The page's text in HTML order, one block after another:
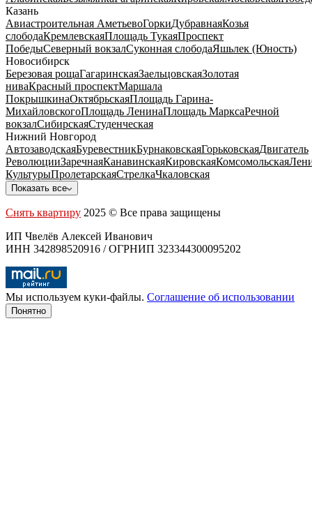
Казань
Авиастроительная АметьевоГоркиДубравнаяКозья
слободаКремлевскаяПлощадь ТукаяПроспект
ПобедыСеверный вокзалСуконная слободаЯшьлек (Юность)
Новосибирск
Березовая рощаГагаринскаяЗаельцовскаяЗолотая
ниваКрасный проспектМаршала
ПокрышкинаОктябрьскаяПлощадь Гарина-
МихайловскогоПлощадь ЛенинаПлощадь МарксаРечной
вокзалСибирскаяСтуденческая
Нижний Новгород
АвтозаводскаяБуревестникБурнаковскаяГорьковскаяДвигатель
РеволюцииЗаречнаяКанавинскаяКировскаяКомсомольская
КультурыПролетарскаяСтрелкаЧкаловская
Показать все
Снять квартиру 2025 © Все права защищены
ИП Чвелёв Алексей Иванович
ИНН 342898520916 / ОГРНИП 323344300095202
Мы используем куки-файлы. Соглашение об использовании
Понятно